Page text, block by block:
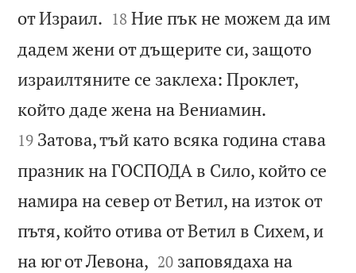
от Израил. 

18 Ние пък не можем да им
дадем жени от дъщерите си, защото
израилтяните се заклеха: Проклет,
който даде жена на Вениамин.
19 Затова, тъй като всяка година става
празник на ГОСПОДА в Сило, който се
намира на север от Ветил, на изток от
пътя, който отива от Ветил в Сихем, и
на юг от Левона, 

20 заповядаха на